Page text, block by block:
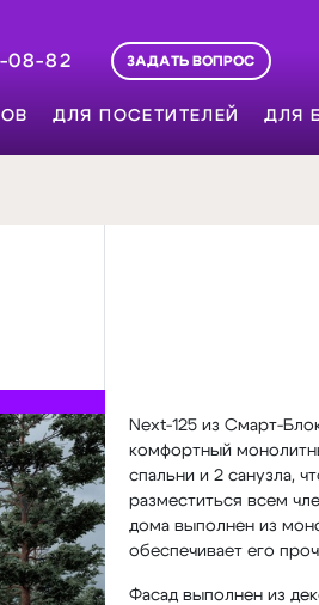
08-82
ЗАДАТЬ ВОПРОС
ДЛЯ ПОСЕТИТЕЛЕЙ ДЛЯ
Next-125 из Смарт-
комфортный
спальни и 2 санузла,
разместиться всем
дома выполнен из
обеспечивает его
Фасад выполнен из